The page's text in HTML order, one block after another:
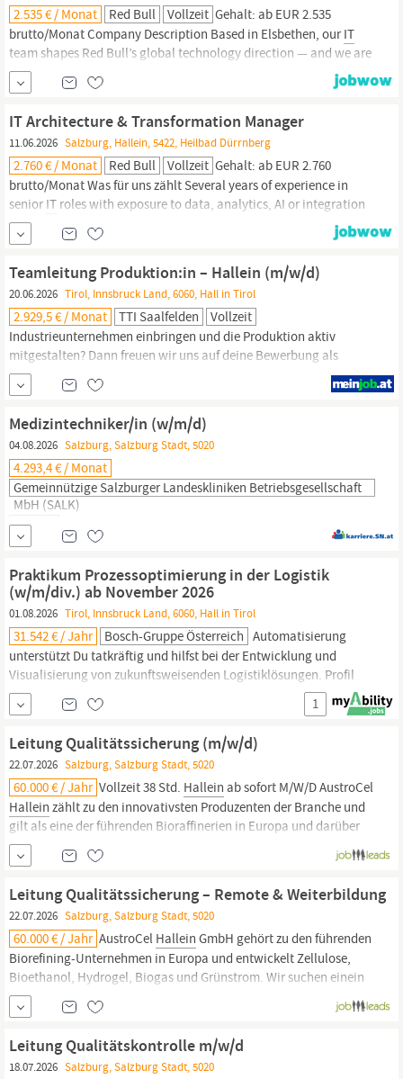
2.535 € / Monat Red Bull Vollzeit Gehalt: ab EUR 2.535
brutto/Monat Company Description Based in Elsbethen, ourIT
team shapes Red Bull’s global technology direction — and we are
currently expanding our Business Applications team. As an SAP/FI
Application Manager, you’ll take ownership of the end-to-end
applications and finance...
IT Architecture & Transformation Manager
11.06.2026 Salzburg, Hallein, 5422, Heilbad Dürrnberg
2.760 € / Monat Red Bull Vollzeit Gehalt: ab EUR 2.760
brutto/Monat Was für uns zählt Several years of experience in
senior IT roles with exposure to data, analytics, AI or integration
topics. Strong understanding of
transformation and change can be successfully driven. English is
Teamleitung Produktion:in – Hallein (m/w/d)
20.06.2026 Tirol, Innsbruck Land, 6060, Hall in Tirol
2.929,5 € / Monat TTI Saalfelden
Vollzeit
Industrieunternehmen einbringen und die Produktion aktiv
mitgestalten? Dann freuen wir uns auf deine Bewerbung als
Teamleitung Produktion:in in
Saalfelden Lofererstraße 27 A-5760 Saalfelden T;+43 5 7505-5760
Medizintechniker/in (w/m/d)
04.08.2026 Salzburg, Salzburg Stadt, 5020
4.293,4 € / Monat
Gemeinnützige Salzburger Landeskliniken Betriebsgesellschaft
MbH (SALK)
Vollzeit
Stadt Salzburg und den Landeskliniken in
St. Veit sowie
Bundesland. Für den Managementbereich Medizin- und
Informationstechnologie suchen wir eine/n Aufgabenbereich Zu
Ihrem Aufgabenbereich gehört die Betreuung und Instandhaltung
von...
Praktikum Prozessoptimierung in der Logistik
(w/m/div.) ab November 2026
01.08.2026 Tirol, Innsbruck Land, 6060, Hall in Tirol
31.542 € / Jahr Bosch-Gruppe Österreich Automatisierung
unterstützt Du tatkräftig und hilfst bei der Entwicklung und
Visualisierung von zukunftsweisenden Logistiklösungen. Profil
Persönlichkeit und Arbeitsweise: analytische, strukturierte und
selbstständige Arbeitsweise, teamfähig, lernbereit undIT-affin.
Du hast Freude daran, Dinge zu bewegen und Prozesse aktiv zu
gestalten.
1
Leitung Qualitätssicherung (m/w/d)
22.07.2026 Salzburg, Salzburg Stadt, 5020
60.000 € / Jahr Vollzeit 38 Std. Hallein ab sofort M/W/D AustroCel
Hallein zählt zu den innovativsten Produzenten der Branche und
gilt als eine der führenden Bioraffinerien in Europa und darüber
hinaus. Hier entsteht aus Holz nicht nur Zellulose, sondern auch
Bioethanol, ein Hydrogel gegen trockene Böden, Biogas,
Leitung Qualitätssicherung – Remote & Weiterbildung
22.07.2026 Salzburg, Salzburg Stadt, 5020
60.000 € / Jahr AustroCel Hallein GmbH gehört zu den führenden
Biorefining-Unternehmen in Europa und entwickelt Zellulose,
Bioethanol, Hydrogel, Biogas und Grünstrom. Wir suchen einein
des Qualitätslabors in
Vollzeit, ab sofort. Sie bringen 5–7
Jahre Leitungserfahrung im Labor, ISO 9001-Kenntnisse,
Leitung Qualitätskontrolle m/w/d
18.07.2026 Salzburg, Salzburg Stadt, 5020